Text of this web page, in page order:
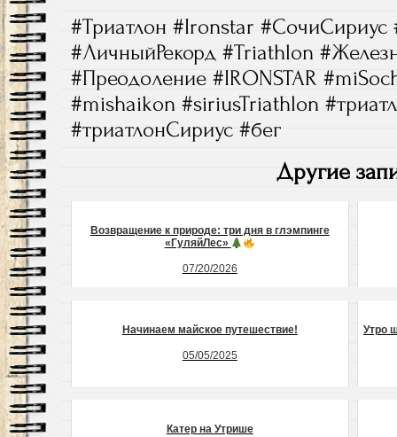
#Триатлон #Ironstar #СочиСириус
#ЛичныйРекорд #Triathlon
#Преодоление #IRONSTAR
#mishaikon #siriusTriathlon
#триатлонСириус #бег
Другие
Возвращение к природе: три дня в глэмпинге
«ГуляйЛес»
07/20/2026
Начинаем майское путешествие!
05/05/2025
Утро
Катер на Утрише